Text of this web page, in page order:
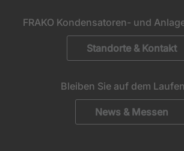
FRAKO Kondensatoren- und
Standorte & Kontakt
Bleiben Sie auf dem
News & Messen